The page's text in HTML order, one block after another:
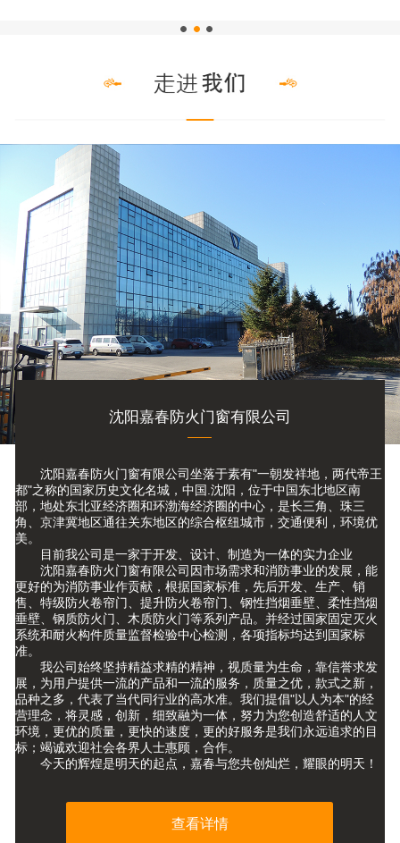
沈阳嘉春防火门窗有限公司
沈阳嘉春防火门窗有限公司坐落于素有"一朝发祥地，两代帝王
都"之称的国家历史文化名城，中国.沈阳，位于中国东北地区南
部，地处东北亚经济圈和环渤海经济圈的中心，是长三角、珠三
角、京津冀地区通往关东地区的综合枢纽城市，交通便利，环境优
美。
目前我公司是一家于开发、设计、制造为一体的实力企业
沈阳嘉春防火门窗有限公司因市场需求和消防事业的发展，能
更好的为消防事业作贡献，根据国家标准，先后开发、生产、销
售、特级防火卷帘门、提升防火卷帘门、钢性挡烟垂壁、柔性挡烟
垂壁、钢质防火门、木质防火门等系列产品。并经过国家固定灭火
系统和耐火构件质量监督检验中心检测，各项指标均达到国家标
准。
我公司始终坚持精益求精的精神，视质量为生命，靠信誉求发
展，为用户提供一流的产品和一流的服务，质量之优，款式之新，
品种之多，代表了当代同行业的高水准。我们提倡"以人为本"的经
营理念，将灵感，创新，细致融为一体，努力为您创造舒适的人文
环境，更优的质量，更快的速度，更的好服务是我们永远追求的目
标；竭诚欢迎社会各界人士惠顾，合作。
今天的辉煌是明天的起点，嘉春与您共创灿烂，耀眼的明天！
查看详情